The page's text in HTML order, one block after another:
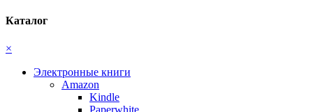
Каталог
×
Электронные книги
Amazon
Kindle
Paperwhite